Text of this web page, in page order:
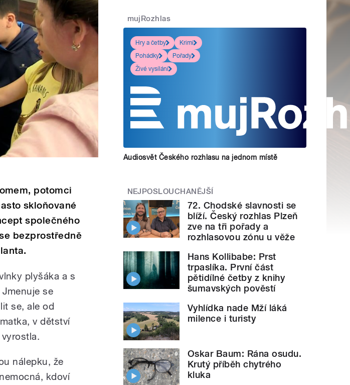
potomci
skloňované
společného
bezprostředně
plyšáka a s
se
se, ale od
v dětství
nálepku, že
kdoví
mujRozhlas
Hry a četby
Krimi
Pohádky
Pořady
Živé vysílání
Audiosvět Českého rozhlasu na jednom místě
NEJPOSLOUCHANĚJŠÍ
72. Chodské slavnosti se
blíží. Český rozhlas Plzeň
zve na tři pořady a
rozhlasovou zónu u věže
Hans Kollibabe: Prst
trpaslíka. První část
pětidílné četby z knihy
šumavských pověstí
Vyhlídka nade Mží láká
milence i turisty
Oskar Baum: Rána osudu.
Krutý příběh chytrého
kluka